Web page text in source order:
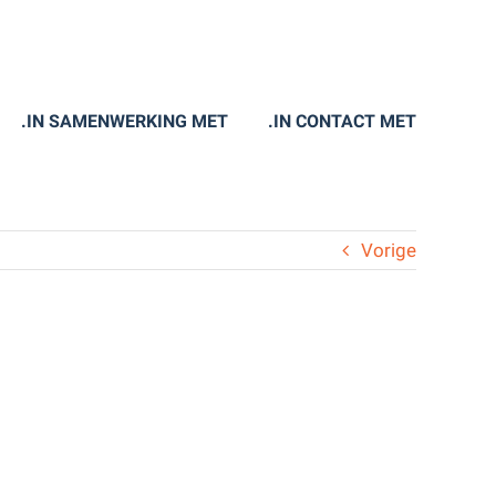
.IN SAMENWERKING MET .IN CONTACT MET
Vorige